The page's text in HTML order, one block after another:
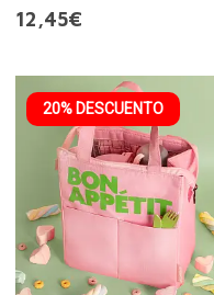
12,45€
20% DESCUENTO